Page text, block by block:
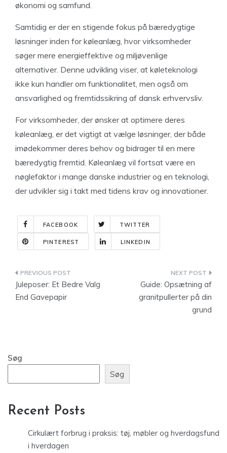
økonomi og samfund.
Samtidig er der en stigende fokus på bæredygtige
løsninger inden for køleanlæg, hvor virksomheder
søger mere energieffektive og miljøvenlige
alternativer. Denne udvikling viser, at køleteknologi
ikke kun handler om funktionalitet, men også om
ansvarlighed og fremtidssikring af dansk erhvervsliv.
For virksomheder, der ønsker at optimere deres
køleanlæg, er det vigtigt at vælge løsninger, der både
imødekommer deres behov og bidrager til en mere
bæredygtig fremtid. Køleanlæg vil fortsat være en
nøglefaktor i mange danske industrier og en teknologi,
der udvikler sig i takt med tidens krav og innovationer.
FACEBOOK TWITTER
PINTEREST LINKEDIN
Indlægsnavigation
Juleposer: Et Bedre Valg
End Gavepapir
Guide: Opsætning af
granitpullerter på din
grund
Søg
Søg
Recent Posts
Cirkulært forbrug i praksis: tøj, møbler og hverdagsfund
i hverdagen